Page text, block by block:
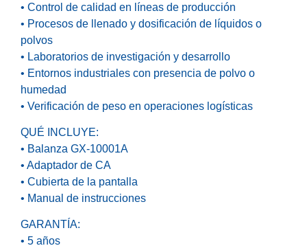
• Control de calidad en líneas de producción
• Procesos de llenado y dosificación de líquidos o
polvos
• Laboratorios de investigación y desarrollo
• Entornos industriales con presencia de polvo o
humedad
• Verificación de peso en operaciones logísticas
QUÉ INCLUYE:
• Balanza GX-10001A
• Adaptador de CA
• Cubierta de la pantalla
• Manual de instrucciones
GARANTÍA:
• 5 años